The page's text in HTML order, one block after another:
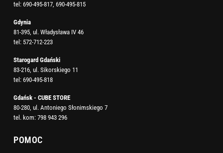
tel: 690-495-817, 690-495-815
Gdynia
81-395, ul. Władysława IV 46
tel: 572-712-223
Starogard Gdański
83-216, ul. Sikorskiego 11
tel: 690-495-818
Gdańsk - CUBE STORE
80-280, ul. Antoniego Słonimskiego 7
tel. kom: 798 943 296
POMOC